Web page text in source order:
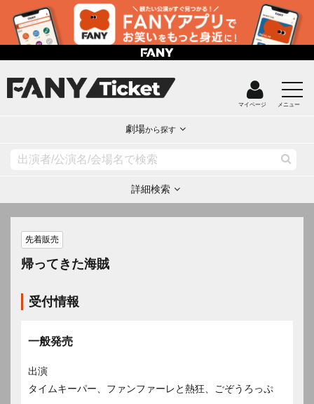
マイページ メニュー
劇場から探す
詳細検索
先着販売
帰ってきた海賊
受付情報
一般発売
出演
タイムキーパー、ファンファーレと熱狂、ごぞうろっぷ